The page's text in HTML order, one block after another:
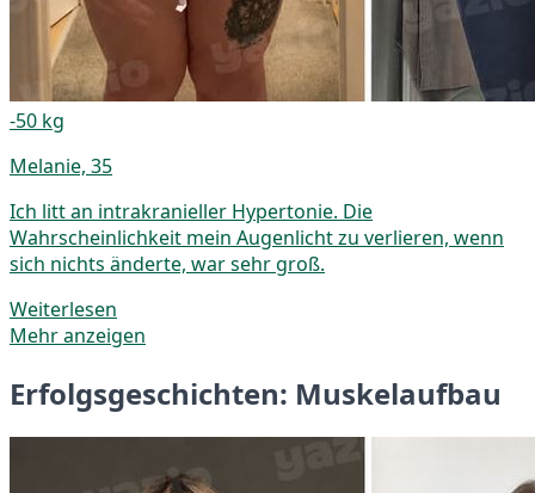
-50 kg
Melanie, 35
Ich litt an intrakranieller Hypertonie. Die
Wahrscheinlichkeit mein Augenlicht zu verlieren, wenn
sich nichts änderte, war sehr groß.
Weiterlesen
Mehr anzeigen
Erfolgsgeschichten: Muskelaufbau